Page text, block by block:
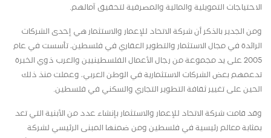
الاحتياجات التمويلية والمالية والمصرفية لتحقيق آمالهم.
ومن الجدير بالذكر أن شركة الاتحاد للإعمار والاستثمار هي إحدى الشركات
الرائدة في مجال الاستثمار والتطوير العقاري في فلسطين، تأسست في عام
2005 على يد مجموعة من رجال الأعمال الفلسطينيين والعرب ذوي الخبرة
تدعمهم بعض الشركات الاستثمارية في الوطن العربي، وعملت منذ ذلك
الحين على تغيير ثقافة التطوير التجاري والسكني في فلسطين.
وقد قامت شركة الاتحاد للإعمار والاستثمار بإنشاء عدد من الأبنية التي تعد
بمثابة معالم رئيسية في فلسطين ومن ضمنها المبنى الرئيسي لشركة